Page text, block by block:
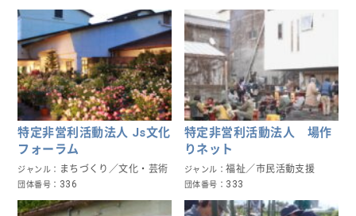
特定非営利活動法人 Js文化
フォーラム
ジャンル まちづくり／文化・芸術
団体番号 336
特定非営利活動法人 場作
りネット
ジャンル 福祉／市民活動支援
団体番号 333